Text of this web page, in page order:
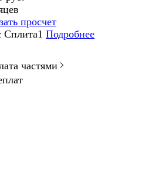
просчет
Сплита1 Подробнее
частями